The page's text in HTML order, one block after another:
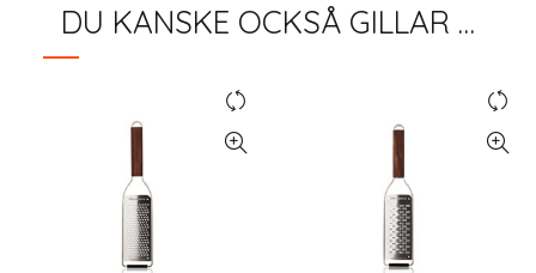
DU KANSKE OCKSÅ GILLAR …